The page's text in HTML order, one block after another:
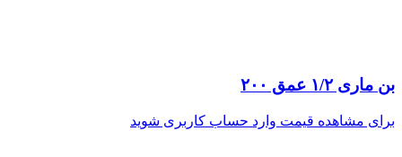
بن ماری ۱/۲ عمق ۲۰۰
برای مشاهده قیمت وارد حساب کاربری شوید